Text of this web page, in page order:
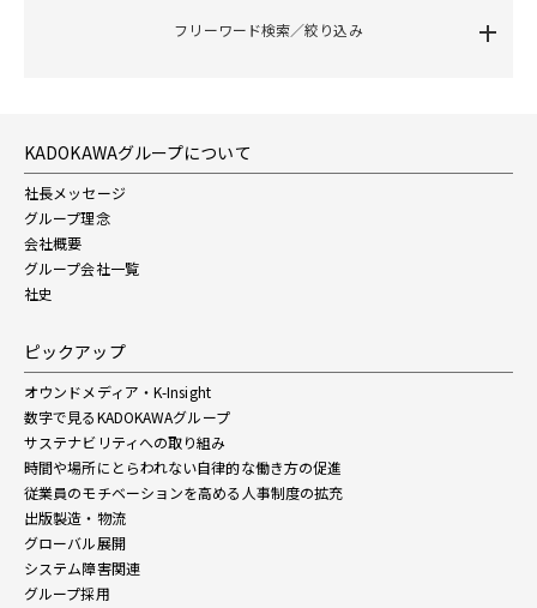
フリーワード検索／絞り込み
KADOKAWAグループについて
社長メッセージ
グループ理念
会社概要
グループ会社一覧
社史
ピックアップ
オウンドメディア・K-Insight
数字で見るKADOKAWAグループ
サステナビリティへの取り組み
時間や場所にとらわれない自律的な働き方の促進
従業員のモチベーションを高める人事制度の拡充
出版製造・物流
グローバル展開
システム障害関連
グループ採用